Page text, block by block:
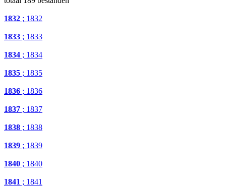
1832 ; 1832
1833 ; 1833
1834 ; 1834
1835 ; 1835
1836 ; 1836
1837 ; 1837
1838 ; 1838
1839 ; 1839
1840 ; 1840
1841 ; 1841